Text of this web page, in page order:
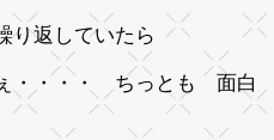
り返していたら
・・・・ ちっとも 面白